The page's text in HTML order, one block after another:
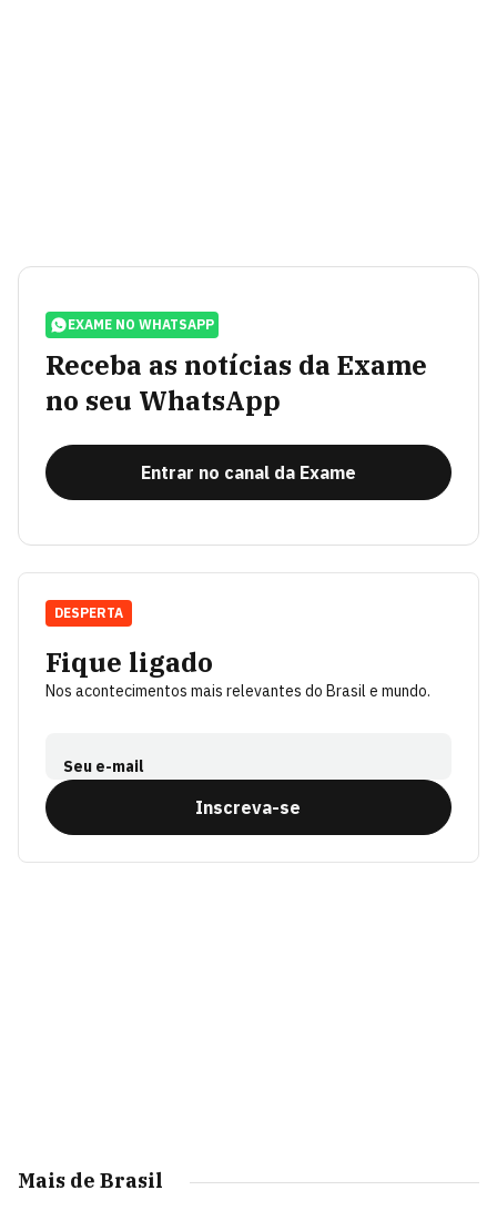
EXAME NO WHATSAPP
Receba as notícias da Exame
no seu WhatsApp
Entrar no canal da Exame
Fique ligado
Nos acontecimentos mais relevantes do Brasil e mundo.
Seu e-mail
Inscreva-se
DESPERTA
Mais de Brasil